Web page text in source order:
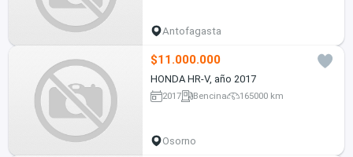
Antofagasta
$11.000.000
HONDA HR-V, año 2017
2017 Bencina 165000 km
Osorno